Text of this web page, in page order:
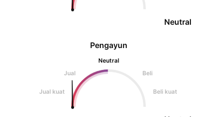
Pengayun
Neutral
Jual
Beli
Jual kuat Beli kuat
Neutral